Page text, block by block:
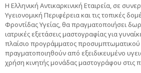
Η Ελληνική Αντικαρκινική Εταιρεία, σε
Υγειονομική Περιφέρεια και τις τοπικές
Φροντίδας Υγείας, θα πραγματοποιήσει
ιατρικές εξετάσεις μαστογραφίας για
πλαίσιο προγράμματος προσυμπτωματικού
πραγματοποιηθούν από εξειδικευμένο
χρήση κινητής μονάδας μαστογράφου στις